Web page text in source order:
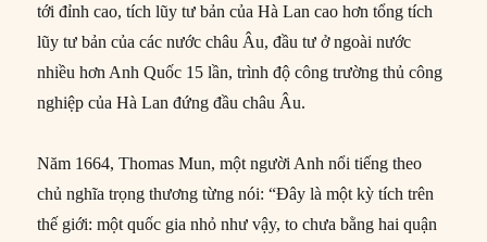
tới đỉnh cao, tích lũy tư bản của Hà Lan cao hơn tổng tích
lũy tư bản của các nước châu Âu, đầu tư ở ngoài nước
nhiều hơn Anh Quốc 15 lần, trình độ công trường thủ công
nghiệp của Hà Lan đứng đầu châu Âu.
Năm 1664, Thomas Mun, một người Anh nổi tiếng theo
chủ nghĩa trọng thương từng nói: “Đây là một kỳ tích trên
thế giới: một quốc gia nhỏ như vậy, to chưa bằng hai quận